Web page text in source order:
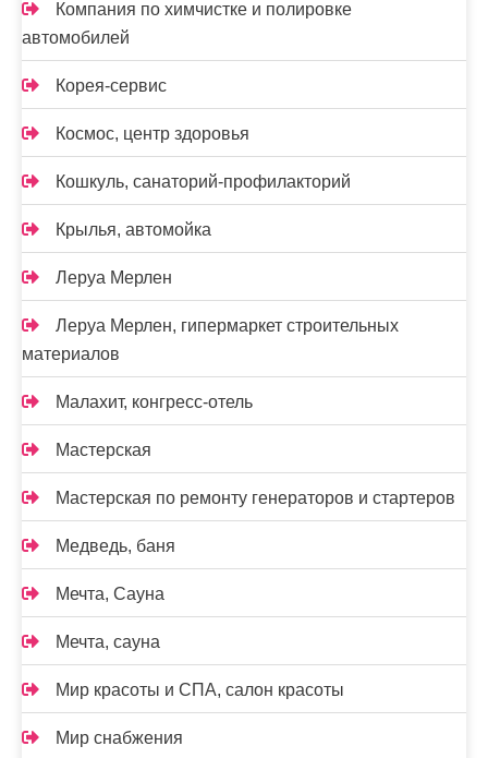
Компания по химчистке и полировке
автомобилей
Корея-сервис
Космос, центр здоровья
Кошкуль, санаторий-профилакторий
Крылья, автомойка
Леруа Мерлен
Леруа Мерлен, гипермаркет строительных
материалов
Малахит, конгресс-отель
Мастерская
Мастерская по ремонту генераторов и стартеров
Медведь, баня
Мечта, Сауна
Мечта, сауна
Мир красоты и СПА, салон красоты
Мир снабжения